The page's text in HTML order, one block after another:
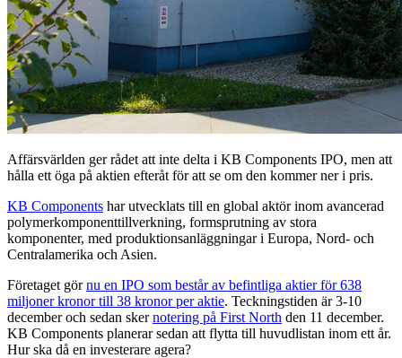
Affärsvärlden ger rådet att inte delta i KB Components IPO, men att
hålla ett öga på aktien efteråt för att se om den kommer ner i pris.
KB Components har utvecklats till en global aktör inom avancerad
polymerkomponenttillverkning, formsprutning av stora
komponenter, med produktionsanläggningar i Europa, Nord- och
Centralamerika och Asien.
Företaget görnu en IPO som består av befintliga aktier för 638
miljoner kronor till 38 kronor per aktie. Teckningstiden är 3-10
december och sedan skernotering på First North den 11 december.
KB Components planerar sedan att flytta till huvudlistan inom ett år.
Hur ska då en investerare agera?